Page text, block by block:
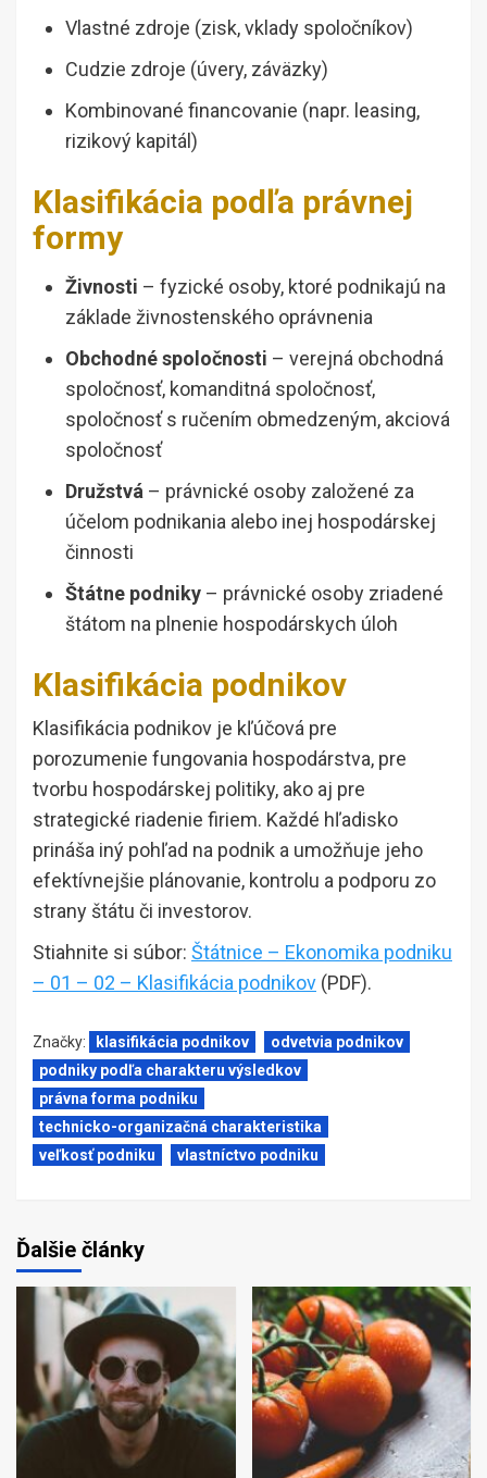
Vlastné zdroje (zisk, vklady spoločníkov)
Cudzie zdroje (úvery, záväzky)
Kombinované financovanie (napr. leasing,
rizikový kapitál)
Klasifikácia podľa právnej
formy
Živnosti – fyzické osoby, ktoré podnikajú na
základe živnostenského oprávnenia
Obchodné spoločnosti – verejná obchodná
spoločnosť, komanditná spoločnosť,
spoločnosť s ručením obmedzeným, akciová
spoločnosť
Družstvá – právnické osoby založené za
účelom podnikania alebo inej hospodárskej
činnosti
Štátne podniky – právnické osoby zriadené
štátom na plnenie hospodárskych úloh
Klasifikácia podnikov
Klasifikácia podnikov je kľúčová pre
porozumenie fungovania hospodárstva, pre
tvorbu hospodárskej politiky, ako aj pre
strategické riadenie firiem. Každé hľadisko
prináša iný pohľad na podnik a umožňuje jeho
efektívnejšie plánovanie, kontrolu a podporu zo
strany štátu či investorov.
Stiahnite si súbor: Štátnice – Ekonomika podniku
– 01 – 02 – Klasifikácia podnikov (PDF).
Značky: klasifikácia podnikov
odvetvia podnikov
podniky podľa charakteru výsledkov
právna forma podniku
technicko-organizačná charakteristika
veľkosť podniku
vlastníctvo podniku
Ďalšie články